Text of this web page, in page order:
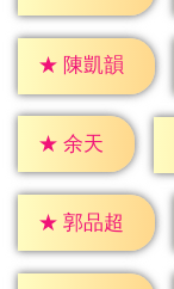
★ 陳凱韻
★ 余天
★ 郭品超